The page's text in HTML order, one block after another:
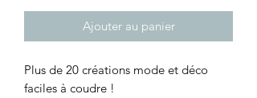
Ajouter au panier
Plus de 20 créations mode et déco
faciles à coudre !